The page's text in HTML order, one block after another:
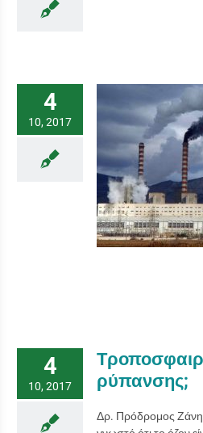
4
10, 2017
4
10, 2017
ρύπανσης;
Δρ. Πρόδρομος